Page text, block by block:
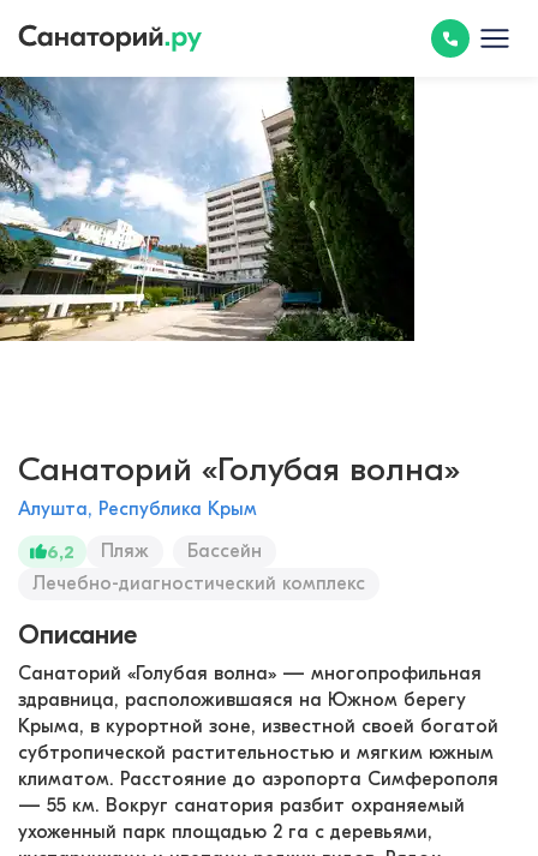
Санаторий «Голубая волна»
Алушта, Республика Крым
6,2
Пляж
Бассейн
Лечебно-диагностический комплекс
Описание
Санаторий «Голубая волна» — многопрофильная
здравница, расположившаяся на Южном берегу
Крыма, в курортной зоне, известной своей богатой
субтропической растительностью и мягким южным
климатом. Расстояние до аэропорта Симферополя
— 55 км. Вокруг санатория разбит охраняемый
ухоженный парк площадью 2 га с деревьями,